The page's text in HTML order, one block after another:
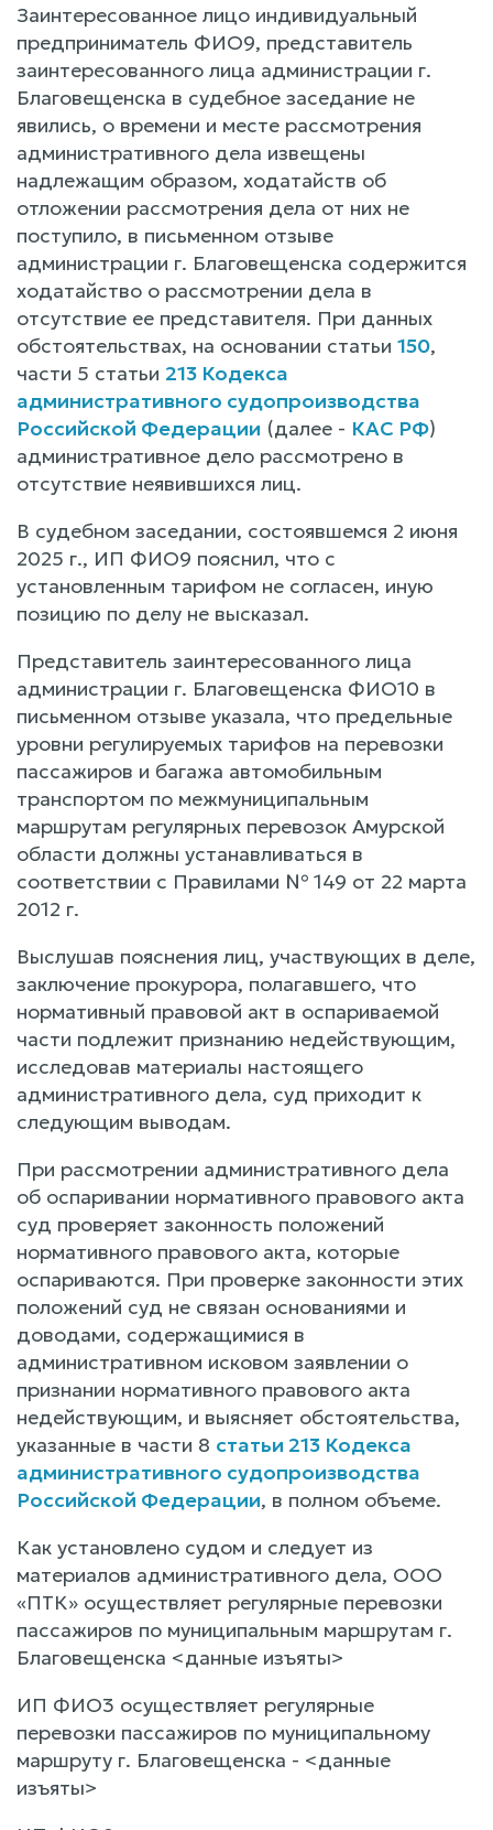
Заинтересованное лицо индивидуальный
предприниматель ФИО9, представитель
заинтересованного лица администрации г.
Благовещенска в судебное заседание не
явились, о времени и месте рассмотрения
административного дела извещены
надлежащим образом, ходатайств об
отложении рассмотрения дела от них не
поступило, в письменном отзыве
администрации г. Благовещенска содержится
ходатайство о рассмотрении дела в
отсутствие ее представителя. При данных
обстоятельствах, на основании статьи 150,
части 5 статьи 213 Кодекса
административного судопроизводства
Российской Федерации (далее - КАС РФ)
административное дело рассмотрено в
отсутствие неявившихся лиц.
В судебном заседании, состоявшемся 2 июня
2025 г., ИП ФИО9 пояснил, что с
установленным тарифом не согласен, иную
позицию по делу не высказал.
Представитель заинтересованного лица
администрации г. Благовещенска ФИО10 в
письменном отзыве указала, что предельные
уровни регулируемых тарифов на перевозки
пассажиров и багажа автомобильным
транспортом по межмуниципальным
маршрутам регулярных перевозок Амурской
области должны устанавливаться в
соответствии с Правилами № 149 от 22 марта
2012 г.
Выслушав пояснения лиц, участвующих в деле,
заключение прокурора, полагавшего, что
нормативный правовой акт в оспариваемой
части подлежит признанию недействующим,
исследовав материалы настоящего
административного дела, суд приходит к
следующим выводам.
При рассмотрении административного дела
об оспаривании нормативного правового акта
суд проверяет законность положений
нормативного правового акта, которые
оспариваются. При проверке законности этих
положений суд не связан основаниями и
доводами, содержащимися в
административном исковом заявлении о
признании нормативного правового акта
недействующим, и выясняет обстоятельства,
указанные в части 8 статьи 213 Кодекса
административного судопроизводства
Российской Федерации, в полном объеме.
Как установлено судом и следует из
материалов административного дела, ООО
«ПТК» осуществляет регулярные перевозки
пассажиров по муниципальным маршрутам г.
Благовещенска <данные изъяты>
ИП ФИО3 осуществляет регулярные
перевозки пассажиров по муниципальному
маршруту г. Благовещенска - <данные
изъяты>